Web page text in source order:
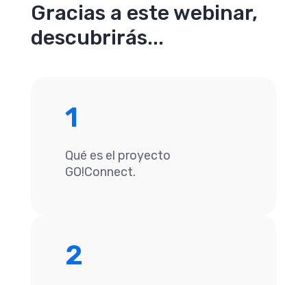
Gracias a este webinar,
descubrirás...
1
Qué es el proyecto
GO!Connect.
2